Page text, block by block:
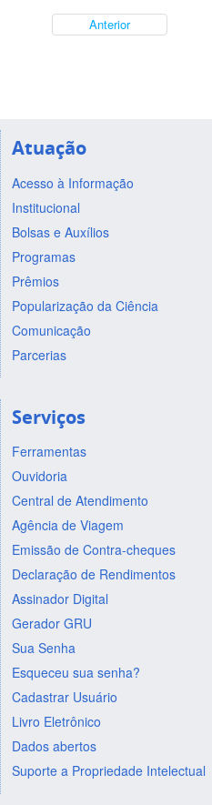
Anterior
Atuação
Acesso à Informação
Institucional
Bolsas e Auxílios
Programas
Prêmios
Popularização da Ciência
Comunicação
Parcerias
Serviços
Ferramentas
Ouvidoria
Central de Atendimento
Agência de Viagem
Emissão de Contra-cheques
Declaração de Rendimentos
Assinador Digital
Gerador GRU
Sua Senha
Esqueceu sua senha?
Cadastrar Usuário
Livro Eletrônico
Dados abertos
Suporte a Propriedade Intelectual